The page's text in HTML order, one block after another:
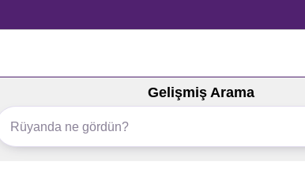
Gelişmiş Arama